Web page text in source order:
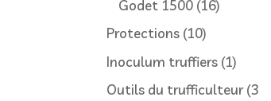
Godet 1500 1616
Protections 1010
produits
Inoculum truffiers 11
produit
Outils du trufficulteur 3